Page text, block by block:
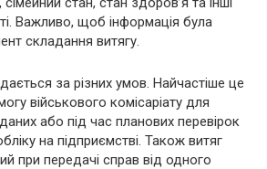
Важливо, щоб інформація була
складання витягу.
за різних умов. Найчастіше це
військового комісаріату для
або під час планових перевірок
на підприємстві. Також витяг
при передачі справ від одного